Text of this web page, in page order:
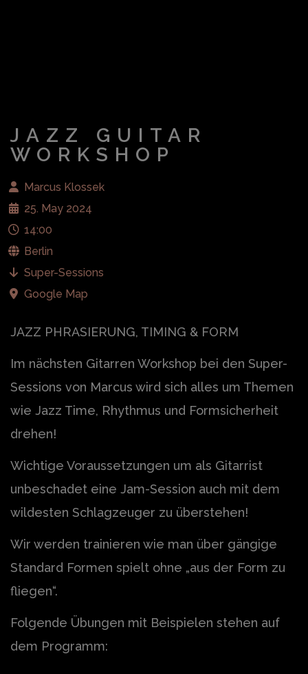
JAZZ GUITAR
WORKSHOP
Marcus Klossek
25. May 2024
14:00
Berlin
Super-Sessions
Google Map
JAZZ PHRASIERUNG, TIMING & FORM
Im nächsten Gitarren Workshop bei den Super-
Sessions von Marcus wird sich alles um Themen
wie Jazz Time, Rhythmus und Formsicherheit
drehen!
Wichtige Voraussetzungen um als Gitarrist
unbeschadet eine Jam-Session auch mit dem
wildesten Schlagzeuger zu überstehen!
Wir werden trainieren wie man über gängige
Standard Formen spielt ohne „aus der Form zu
fliegen“.
Folgende Übungen mit Beispielen stehen auf
dem Programm: